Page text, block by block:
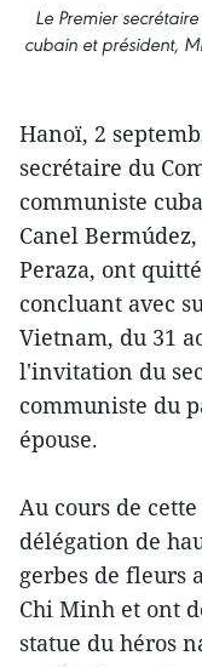
Le Premier
cubain et président,
Hanoï, 2
secrétaire du
communiste
Canel
Peraza, ont
concluant avec
Vietnam, du 31
l'invitation du
communiste du
épouse.
Au cours de
délégation de
gerbes de fleurs
Chi Minh et ont
statue du héros